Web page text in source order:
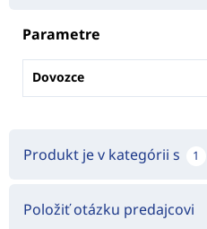
Parametre
Dovozce
Produkt je v kategórii s 1
Položiť otázku predajcovi